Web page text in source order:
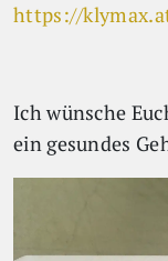
https://
Ich wünsche
ein gesundes